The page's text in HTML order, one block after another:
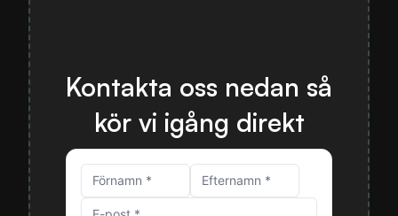
Kontakta oss nedan så
kör vi igång direkt